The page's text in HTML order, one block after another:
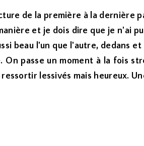
de la première à la dernière
et je dois dire que je n'ai
beau l'un que l'autre, dedans
On passe un moment à la fois
lessivés mais heureux.